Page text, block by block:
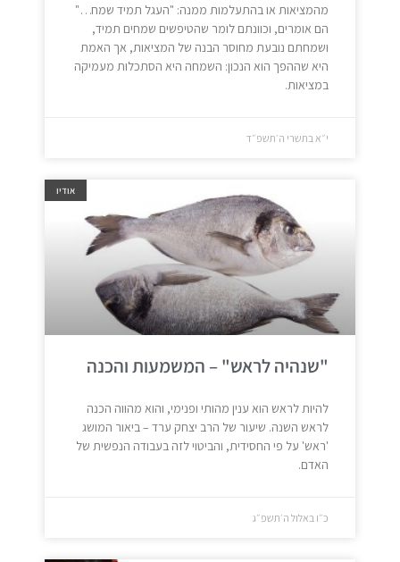
מהמציאות או בהתעלמות ממנה: "העגל תמיד שמח…"
הם אומרים, וכוונתם לומר שהטיפשים שמחים תמיד,
ושמחתם נובעת מחוסר הבנה של המציאות, אך האמת
היא שההפך הוא הנכון: השמחה היא הסתכלות מעמיקה
במציאות.
י״א בתשרי ה׳תשפ״ד
אודיו
"שנהיה לראש" – המשמעות והכנה
להיות לראש הוא ענין מהותי ופנימי, והוא מהווה הכנה
לראש השנה. שיעור של הרב יצחק ערד – ביאור המושג
'ראש' על פי החסידית, והביטוי לזה בעבודה הנפשית של
האדם.
כ״ו באלול ה׳תשפ״ג